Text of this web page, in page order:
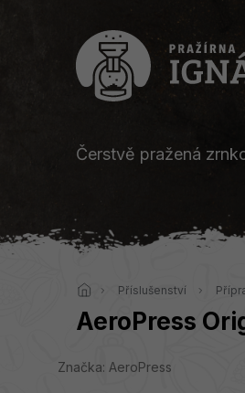
Čerstvě pražená
Příslušenství
AeroPress
Značka: AeroPress